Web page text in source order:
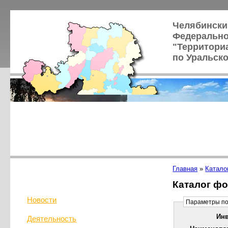
по
Новости
Деятельность
Главная »
Каталог
Параметры